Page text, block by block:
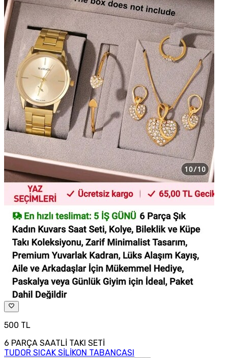
500 TL
6 PARÇA SAATLİ TAKI SETİ
TUDOR SICAK SİLİKON TABANCASI